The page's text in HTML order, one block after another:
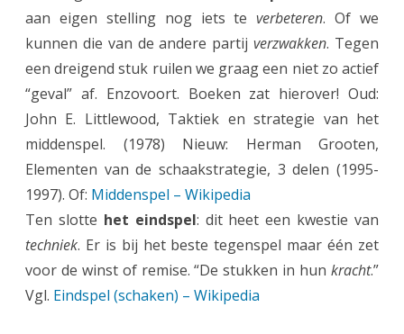
y
aan eigen stelling nog iets teverbeteren. Of we
kunnen die van de andere partijverzwakken. Tegen
een dreigend stuk ruilen we graag een niet zo actief
“geval” af. Enzovoort. Boeken zat hierover! Oud:
John E. Littlewood, Taktiek en strategie van het
middenspel. (1978) Nieuw: Herman Grooten,
Elementen van de schaakstrategie, 3 delen (1995-
1997). Of: Middenspel – Wikipedia
Ten slotte het eindspel: dit heet een kwestie van
techniek. Er is bij het beste tegenspel maar één zet
voor de winst of remise. “De stukken in hun kracht.”
Vgl. Eindspel (schaken) – Wikipedia